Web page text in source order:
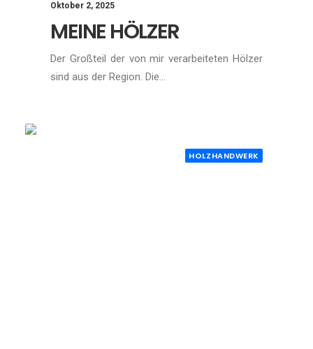
Oktober 2, 2025
MEINE HÖLZER
Der Großteil der von mir verarbeiteten Hölzer
sind aus der Region. Die…
HOLZHANDWERK